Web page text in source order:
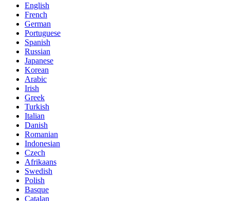
English
French
German
Portuguese
Spanish
Russian
Japanese
Korean
Arabic
Irish
Greek
Turkish
Italian
Danish
Romanian
Indonesian
Czech
Afrikaans
Swedish
Polish
Basque
Catalan